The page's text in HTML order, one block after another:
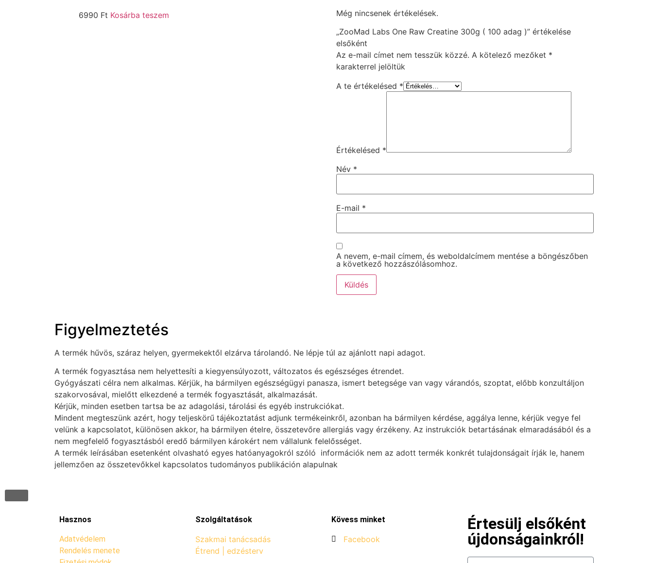
6990 Ft Kosárba teszem
Még nincsenek értékelések.
„ZooMad Labs One Raw Creatine 300g ( 100 adag )” értékelése
elsőként
Az e-mail címet nem tesszük közzé. A kötelező mezőket *
karakterrel jelöltük
A te értékelésed *
Értékelésed *
Név *
E-mail *
A nevem, e-mail címem, és weboldalcímem mentése a böngészőben
a következő hozzászólásomhoz.
Figyelmeztetés
A termék hűvös, száraz helyen, gyermekektől elzárva tárolandó. Ne lépje túl az ajánlott napi adagot.
A termék fogyasztása nem helyettesíti a kiegyensúlyozott, változatos és egészséges étrendet.
Gyógyászati célra nem alkalmas. Kérjük, ha bármilyen egészségügyi panasza, ismert betegsége van vagy várandós, szoptat, előbb konzultáljon
szakorvosával, mielőtt elkezdené a termék fogyasztását, alkalmazását.
Kérjük, minden esetben tartsa be az adagolási, tárolási és egyéb instrukciókat.
Mindent megteszünk azért, hogy teljeskörű tájékoztatást adjunk termékeinkről, azonban ha bármilyen kérdése, aggálya lenne, kérjük vegye fel
velünk a kapcsolatot, különösen akkor, ha bármilyen ételre, összetevőre allergiás vagy érzékeny. Az instrukciók betartásának elmaradásából és a
nem megfelelő fogyasztásból eredő bármilyen károkért nem vállalunk felelősséget.
A termék leírásában esetenként olvasható egyes hatóanyagokról szóló információk nem az adott termék konkrét tulajdonságait írják le, hanem
jellemzően az összetevőkkel kapcsolatos tudományos publikáción alapulnak
Hasznos
Adatvédelem
Rendelés menete
Szolgáltatások
Szakmai tanácsadás
Étrend | edzésterv
Kövess minket
Facebook
Értesülj elsőként
újdonságainkról!